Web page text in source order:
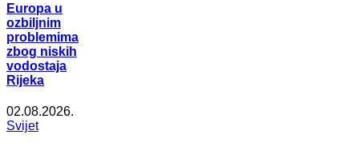
Europa u
ozbiljnim
problemima
zbog niskih
vodostaja
Rijeka
02.08.2026.
Svijet